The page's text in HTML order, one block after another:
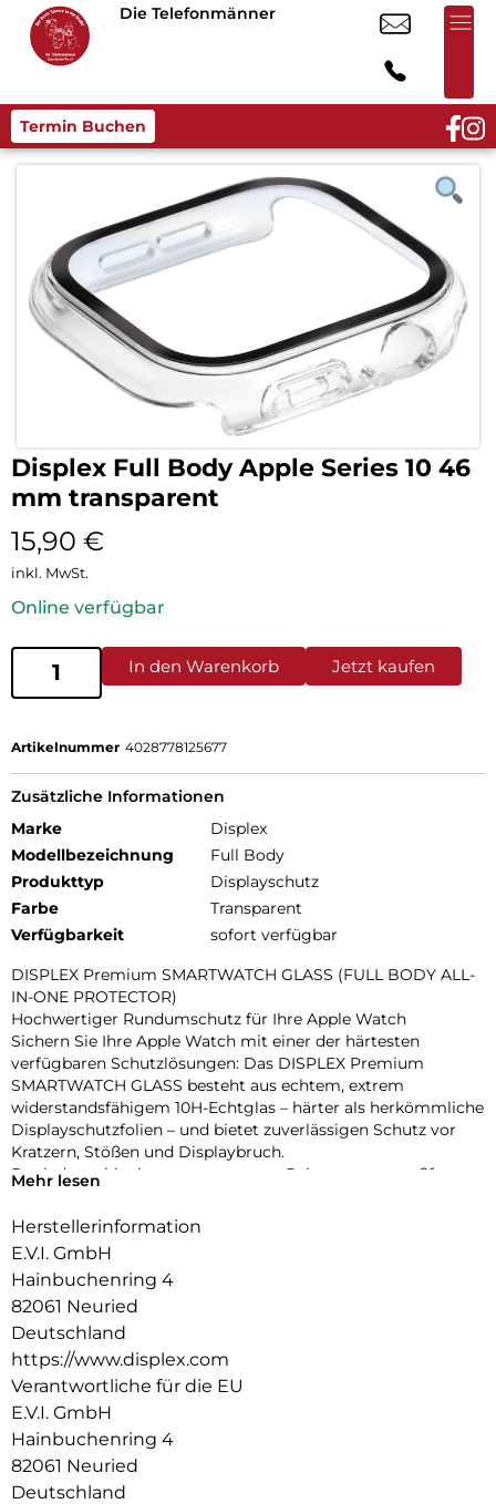
Die Telefonmänner
Termin Buchen
Displex Full Body Apple Series 10 46
mm transparent
15,90 €
inkl. MwSt.
Online verfügbar
In den Warenkorb Jetzt kaufen
Artikelnummer 4028778125677
Zusätzliche Informationen
Marke
Displex
Modellbezeichnung
Full Body
Produkttyp
Displayschutz
Farbe
Transparent
Verfügbarkeit
sofort verfügbar
DISPLEX Premium SMARTWATCH GLASS (FULL BODY ALL-
IN-ONE PROTECTOR)
Hochwertiger Rundumschutz für Ihre Apple Watch
Sichern Sie Ihre Apple Watch mit einer der härtesten
verfügbaren Schutzlösungen: Das DISPLEX Premium
SMARTWATCH GLASS besteht aus echtem, extrem
widerstandsfähigem 10H-Echtglas – härter als herkömmliche
Displayschutzfolien – und bietet zuverlässigen Schutz vor
Kratzern, Stößen und Displaybruch.
Dank des schlanken, transparenten Rahmens aus stoßfestem
gesamte Gehäuse geschützt – ohne aufzutragen oder die
Dichtung sorgt für eine IP68-Zertifizierung, die die Uhr
effektiv vor Wasser und Staub schützt – ideal für sportliche
Aktivitäten, Outdoor-Einsätze und den täglichen Gebrauch.
Eine High-Tech-Anti-Fingerprint-Beschichtung reduziert
Fingerabdrücke und erleichtert die Reinigung, während die
reaktionsschnelle Touch- und Button-Bedienung vollständig
erhalten bleibt. Die Uhr lässt sich zudem komfortabel laden,
ohne den Schutz entfernen zu müssen. Dank Snap-On-
Technologie ist die Montage ebenso einfach wie die
Entfernung – ganz ohne Werkzeug.
Produktvorteile auf einen Blick:
Mehr lesen
Herstellerinformation
E.V.I. GmbH
Hainbuchenring 4
82061 Neuried
Deutschland
https://www.displex.com
Verantwortliche für die EU
E.V.I. GmbH
Hainbuchenring 4
82061 Neuried
Deutschland